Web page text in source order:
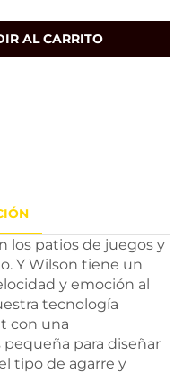
AL CARRITO
los patios de juegos y
Y Wilson tiene un
y emoción al
tecnología
con una
para diseñar
tipo de agarre y